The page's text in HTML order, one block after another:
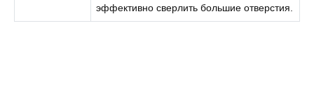
эффективно сверлить большие отверстия.